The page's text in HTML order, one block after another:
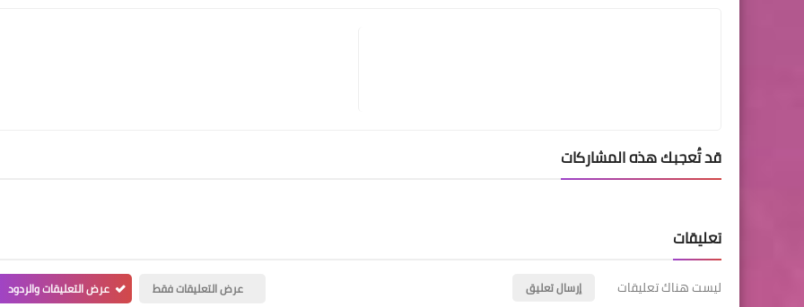
قد تُعجبك هذه المشاركات
تعليقات
ليست هناك تعليقات إرسال تعليق عرض التعليقات فقط عرض التعليقات والردود